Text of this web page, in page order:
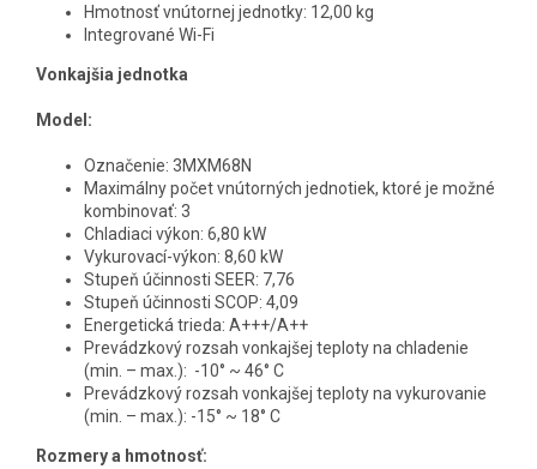
Hmotnosť vnútornej jednotky: 12,00 kg
Integrované Wi-Fi
Vonkajšia jednotka
Model:
Označenie: 3MXM68N
Maximálny počet vnútorných jednotiek, ktoré je možné
kombinovať: 3
Chladiaci výkon: 6,80 kW
Vykurovací-výkon: 8,60 kW
Stupeň účinnosti SEER: 7,76
Stupeň účinnosti SCOP: 4,09
Energetická trieda: A+++/A++
Prevádzkový rozsah vonkajšej teploty na chladenie
(min. – max.): -10° ~ 46° C
Prevádzkový rozsah vonkajšej teploty na vykurovanie
(min. – max.): -15° ~ 18° C
Rozmery a hmotnosť: